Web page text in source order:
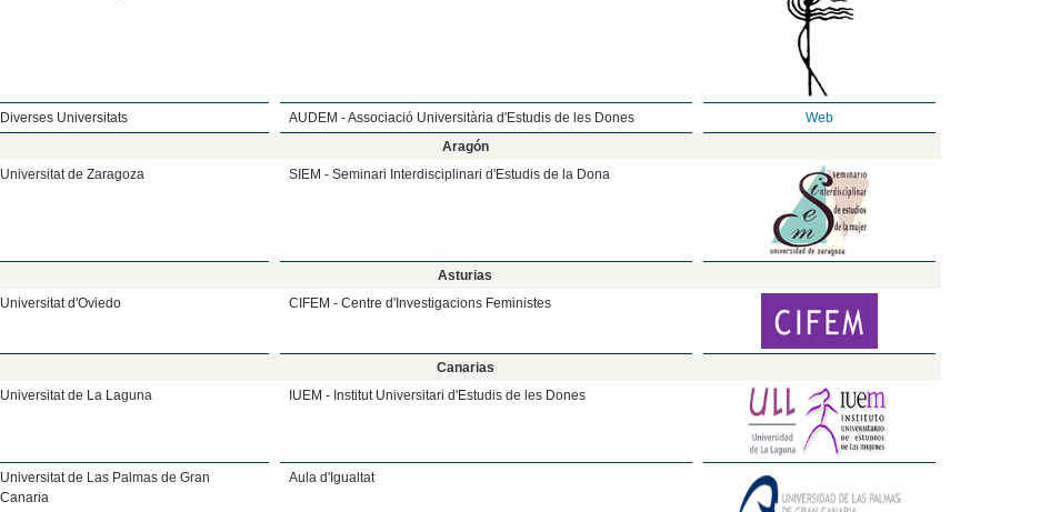
Diverses Universitats AUDEM - Associació Universitària d'Estudis de les Dones
Web
Aragón
Universitat de Zaragoza
SIEM - Seminari Interdisciplinari d'Estudis de la Dona
Asturias
Universitat d'Oviedo
CIFEM - Centre d'Investigacions Feministes
Canarias
Universitat de La Laguna
IUEM - Institut Universitari d'Estudis de les Dones
Universitat de Las Palmas de Gran
Canaria
Aula d'Igualtat